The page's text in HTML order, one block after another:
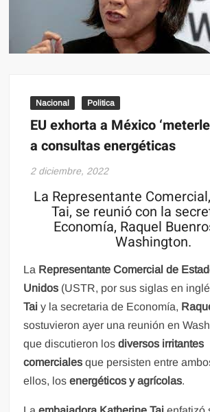
Nacional Politica
EU exhorta a México
a consultas energéticas
2 diciembre, 2022
La Representante
Tai, se reunió con la
Economía, Raquel
Washington.
La Representante Comercial de
Unidos (USTR, por sus siglas en
Taiy la secretaria de Economía,
sostuvieron ayer una reunión en
que discutieron losdiversos irritantes
comerciales que persisten entre
ellos, losenergéticos y agrícolas.